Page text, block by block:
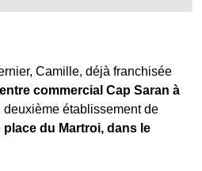
Camille, déjà franchisée
commercial Cap Saran à
deuxième établissement de
place du Martroi, dans le